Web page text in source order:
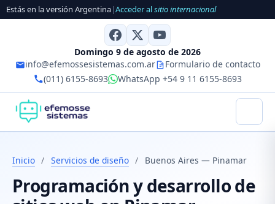
Estás en la versión Argentina|Acceder alsitio internacional
Domingo 9 de agosto de 2026
info@efemossesistemas.com.ar
Formulario de contacto
(011) 6155-8693
WhatsApp +54 9 11 6155-8693
Inicio / Servicios de diseño / Buenos Aires — Pinamar
Programación y desarrollo de